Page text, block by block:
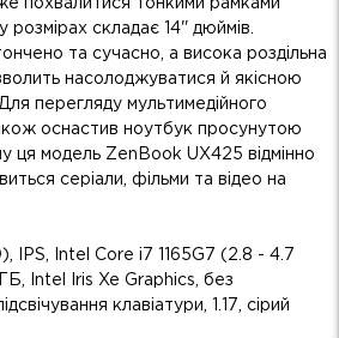
похвалитися тонкими рамками
розмірах складає 14'' дюймів.
та сучасно, а висока роздільна
насолоджуватися й якісною
перегляду мультимедійного
оснастив ноутбук просунутою
ця модель ZenBook UX425 відмінно
серіали, фільми та відео на
IPS, Intel Core i7 1165G7 (2.8 - 4.7
Intel Iris Xe Graphics, без
клавіатури, 1.17, сірий